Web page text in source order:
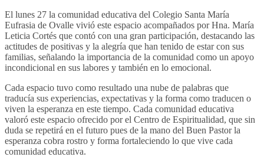
El lunes 27 la comunidad educativa del Colegio Santa María
Eufrasia de Ovalle vivió este espacio acompañados por Hna. María
Leticia Cortés que contó con una gran participación, destacando las
actitudes de positivas y la alegría que han tenido de estar con sus
familias, señalando la importancia de la comunidad como un apoyo
incondicional en sus labores y también en lo emocional.
Cada espacio tuvo como resultado una nube de palabras que
traducía sus experiencias, expectativas y la forma como traducen o
viven la esperanza en este tiempo. Cada comunidad educativa
valoró este espacio ofrecido por el Centro de Espiritualidad, que sin
duda se repetirá en el futuro pues de la mano del Buen Pastor la
esperanza cobra rostro y forma fortaleciendo lo que vive cada
comunidad educativa.